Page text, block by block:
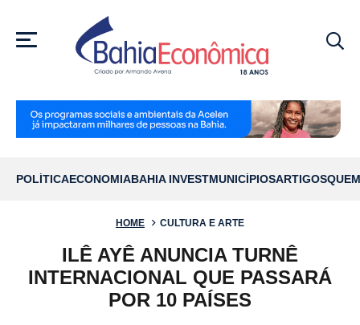
MENU
POLÍTICAECONOMIABAHIA INVESTMUNICÍPIOSARTIGOS
HOME CULTURA E ARTE
ILÊ AYÊ ANUNCIA TURNÊ
INTERNACIONAL QUE PASSARÁ
POR 10 PAÍSES